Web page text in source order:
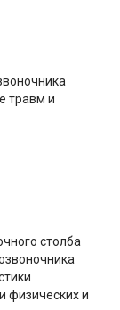
травм и
столба
физических и